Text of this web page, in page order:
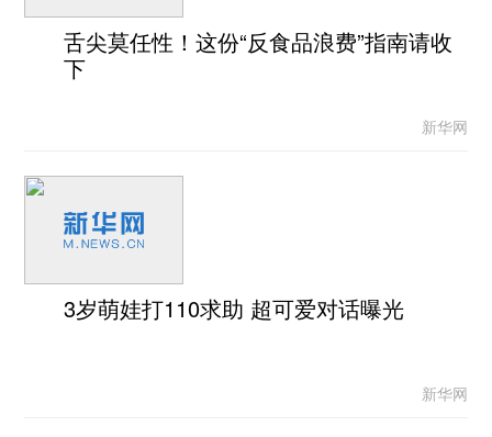
舌尖莫任性！这份“反食品浪费”指南请收
下
新华网
3岁萌娃打110求助 超可爱对话曝光
新华网